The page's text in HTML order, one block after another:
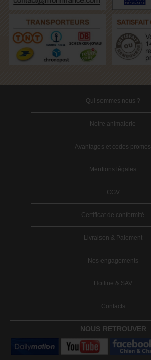
Qui sommes nous ?
Notre animalerie
Avantages et codes promos
Mentions légales
CGV
Certificat de conformité
Livraison & Paiement
Nos engagements
Hotline & SAV
Contacts
NOUS RETROUVER